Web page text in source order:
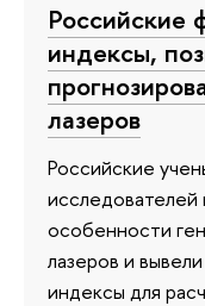
Российские
индексы,
лазеров
Российские
особенности
лазеров и
индексы для